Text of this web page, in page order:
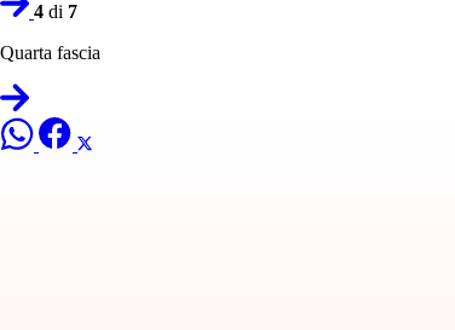
4 di 7
Quarta fascia